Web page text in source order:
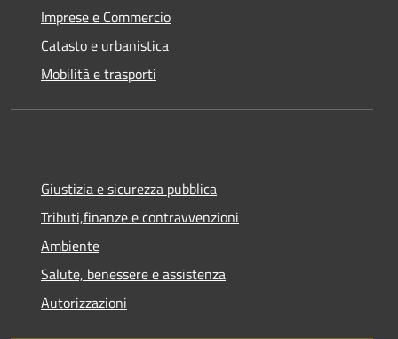
Imprese e Commercio
Catasto e urbanistica
Mobilità e trasporti
Giustizia e sicurezza pubblica
Tributi,finanze e contravvenzioni
Ambiente
Salute, benessere e assistenza
Autorizzazioni